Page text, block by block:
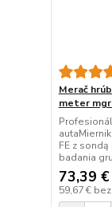
Merač
meter
FE z
badania
73,39 €
59,67 €